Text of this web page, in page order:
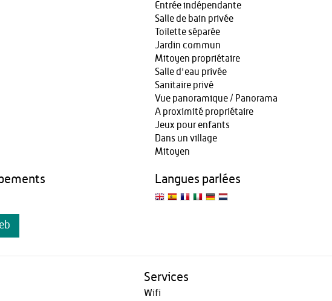
Entrée indépendante
Salle de bain privée
Toilette séparée
Jardin commun
Mitoyen propriétaire
Salle d'eau privée
Sanitaire privé
Vue panoramique / Panorama
A proximité propriétaire
Jeux pour enfants
Dans un village
Mitoyen
Langues parlées
Services
Wifi